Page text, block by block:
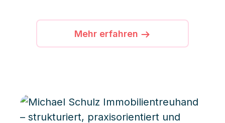
verwalteten Einheiten und einer
laufenden ISO-Zertifizierung
Servicequalität bundesweit zu
Mehr erfahren